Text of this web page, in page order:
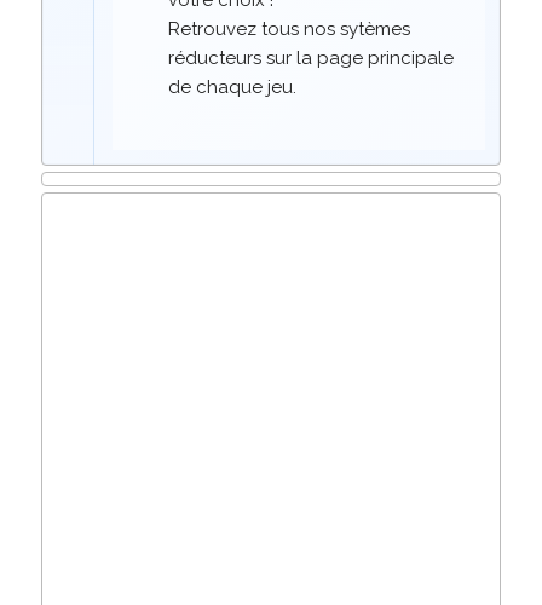
Retrouvez tous nos sytèmes
réducteurs sur la page principale
de chaque jeu.